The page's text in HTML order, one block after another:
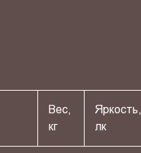
Вес,
кг
Яркость,
лк